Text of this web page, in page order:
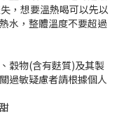
，想要溫熱喝可以先以
水，整體溫度不要超過
穀物(含有麩質)及其製
過敏疑慮者請根據個人